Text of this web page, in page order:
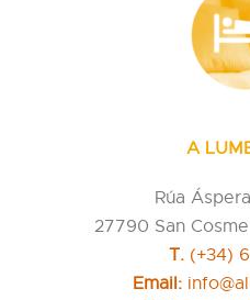
A
Rúa
27790 San
T. (+34)
Email: